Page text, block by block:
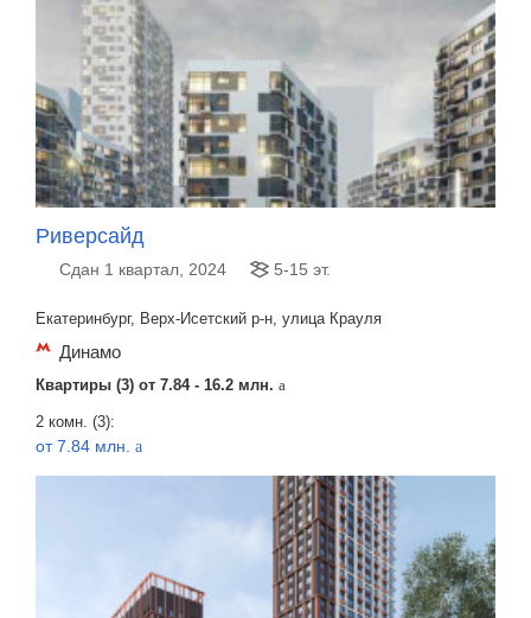
Риверсайд
Сдан 1 квартал, 2024 5-15 эт.
Екатеринбург, Верх-Исетский р-н, улица Крауля
Динамо
Квартиры (3) от 7.84 - 16.2 млн. a
2 комн. (3):
от 7.84 млн. a